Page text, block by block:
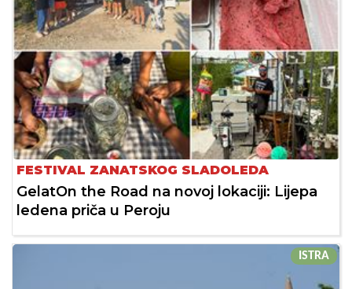
FESTIVAL ZANATSKOG SLADOLEDA
GelatOn the Road na novoj lokaciji: Lijepa
ledena priča u Peroju
ISTRA